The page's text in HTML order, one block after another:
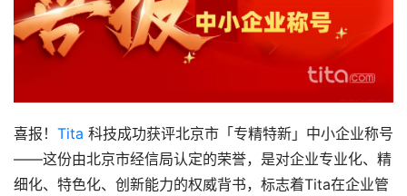
喜报！ Tita 科技成功获评北京市「专精特新」中小企业称号
——这份由北京市经信局认定的荣誉，是对企业专业化、精
细化、特色化、创新能力的权威背书，标志着Tita在企业管